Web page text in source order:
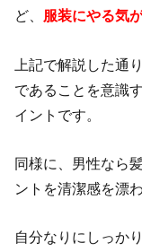
ど、 服装にやる気
上記で解説した通
であることを意識
イントです。
同様に、男性なら
ントを清潔感を漂
自分なりにしっか